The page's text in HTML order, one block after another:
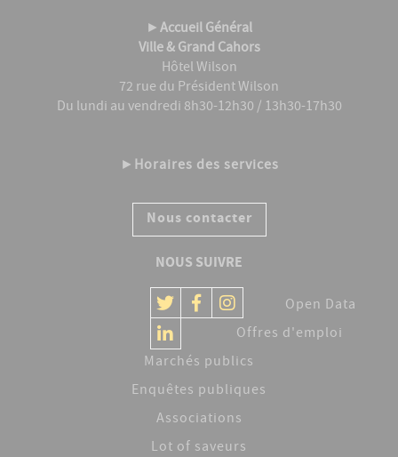
►Accueil Général
Ville & Grand Cahors
Hôtel Wilson
72 rue du Président Wilson
Du lundi au vendredi 8h30-12h30 / 13h30-17h30
► Horaires des services
Nous contacter
NOUS SUIVRE
Open Data
Offres d'emploi
Marchés publics
Enquêtes publiques
Associations
Lot of saveurs